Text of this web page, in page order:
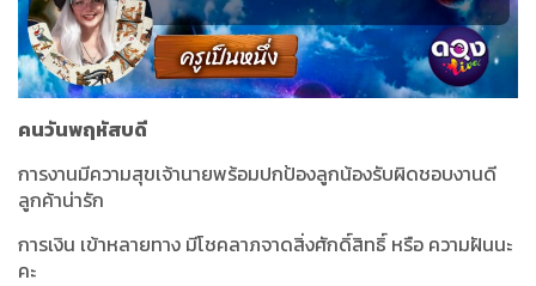
คนวันพฤหัสบดี
การงานมีความสุขเจ้านายพร้อมปกป้องลูกน้องรับผิดชอบงานดี
ลูกค้าน่ารัก
การเงิน เข้าหลายทาง มีโชคลาภจาดสิ่งศักดิ์สิทธิ์ หรือ ความฝันนะ
คะ